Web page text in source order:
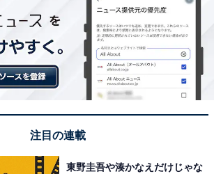
注目の連載
東野圭吾や湊かなえだけじゃな